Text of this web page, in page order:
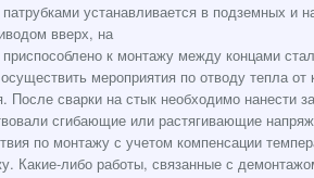
устанавливается в подземных и
вверх, на
к монтажу между концами
мероприятия по отводу тепла
сварки на стык необходимо нанести
сгибающие или растягивающие
по монтажу с учетом компенсации
Какие-либо работы, связанные с